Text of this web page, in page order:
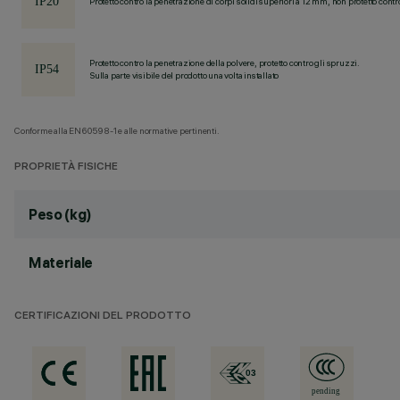
Protetto contro la penetrazione della polvere, protetto contro gli spruzzi.
Sulla parte visibile del prodotto una volta installato
Conforme alla EN60598-1 e alle normative pertinenti.
PROPRIETÀ FISICHE
Peso (kg)
Materiale
CERTIFICAZIONI DEL PRODOTTO